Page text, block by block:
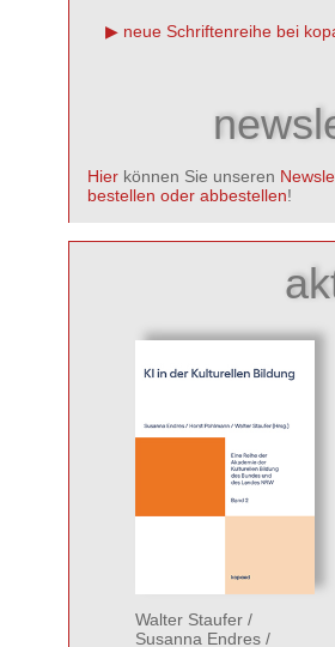
neue Schriftenreihe bei
Hier können Sie unseren
bestellen oder abbestellen!
Walter Staufer /
Susanna Endres /